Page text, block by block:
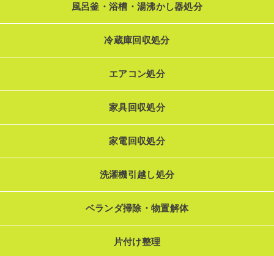
風呂釜・浴槽・湯沸かし器処分
冷蔵庫回収処分
エアコン処分
家具回収処分
家電回収処分
洗濯機引越し処分
ベランダ掃除・物置解体
片付け整理